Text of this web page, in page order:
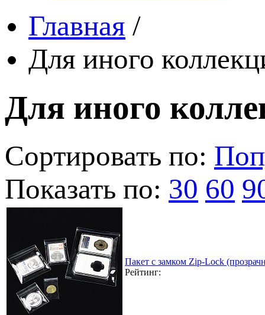
Главная /
Для иного
Для иного
Сортировать по:
Показать по: 30 60
Пакет с замком Zip-Lock
Рейтинг: